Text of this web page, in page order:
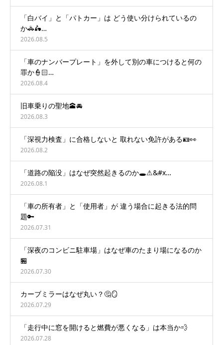
「白バイ」と「パトカー」は どう使い分けられているの
か🚓🛵…
2026.08.5
「車のナンバープレート」を外して別の車につけると何の
罪か👮🏻…
2026.08.4
旧車乗りの聖地🕋🚘
2026.08.3
「深視力検査」に合格しないと 取れない免許がある🪪👀
2026.08.2
「道路の陥没」はなぜ突然起きるのか🕳️⚠&#x…
2026.08.1
「車の所有者」と「使用者」が 違う場合に起きる法的問
題🔑
2026.07.31
「深夜のコンビニ駐車場」はなぜ車のたまり場になるのか
🏪
2026.07.30
カーブミラーはなぜ丸い？🤔🪞
2026.07.29
「走行中に窓を開けると燃費が悪くなる」は本当か💨
2026.07.28